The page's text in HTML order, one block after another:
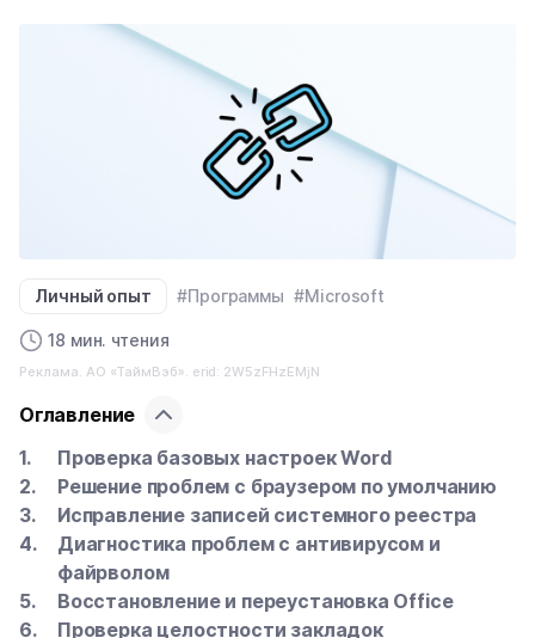
Личный опыт #Программы #Microsoft
18 мин. чтения
Реклама. АО «ТаймВэб». erid: 2W5zFHzEMjN
Оглавление
Проверка базовых настроек Word
Решение проблем с браузером по умолчанию
Исправление записей системного реестра
Диагностика проблем с антивирусом и
файрволом
Восстановление и переустановка Office
Проверка целостности закладок